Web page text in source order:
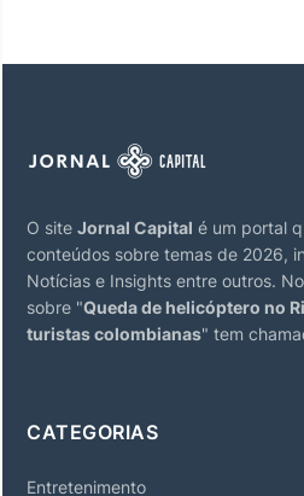
O site Jornal Capital é um portal
conteúdos sobre temas de 2026,
Notícias e Insights entre outros.
sobre "Queda de helicóptero no
turistas colombianas" tem
CATEGORIAS
Entretenimento